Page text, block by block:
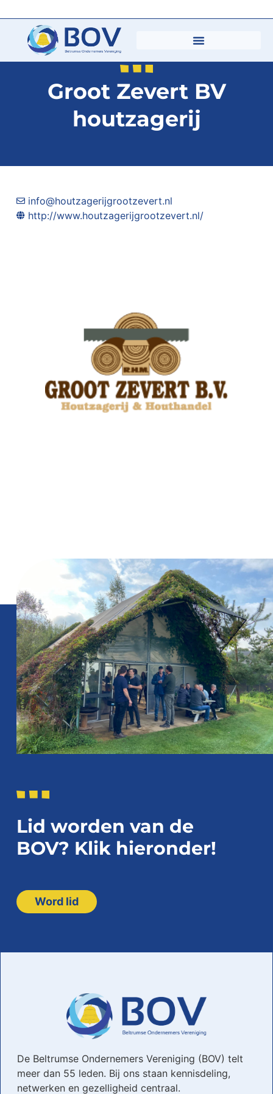
Groot Zevert BV
houtzagerij
info@houtzagerijgrootzevert.nl
http://www.houtzagerijgrootzevert.nl/
Lid worden van de
BOV? Klik hieronder!
Word lid
De Beltrumse Ondernemers Vereniging (BOV) telt
meer dan 55 leden. Bij ons staan kennisdeling,
netwerken en gezelligheid centraal.